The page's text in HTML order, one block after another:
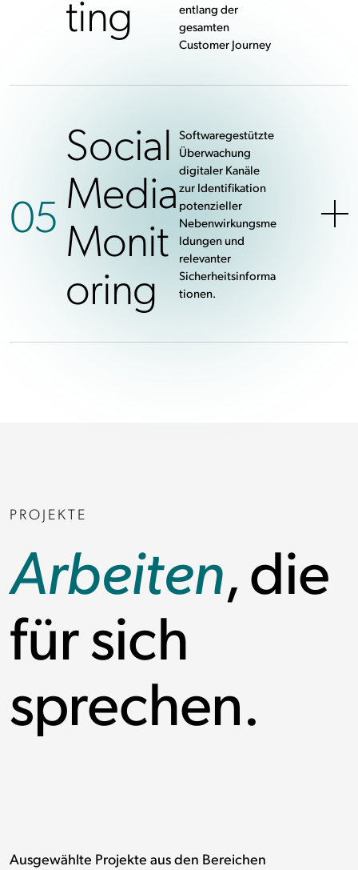
ting
entlang der
gesamten
Customer Journey
05
Social
Media
Monit
oring
Softwaregestützte
Überwachung
digitaler Kanäle
zur Identifikation
potenzieller
Nebenwirkungsme
ldungen und
relevanter
Sicherheitsinforma
tionen.
PROJEKTE
Arbeiten, die
für sich
sprechen.
Ausgewählte Projekte aus den Bereichen